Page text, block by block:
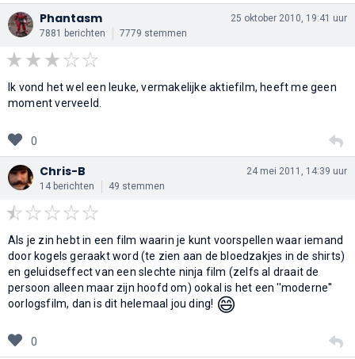
Phantasm
7881 berichten 7779 stemmen
25 oktober 2010, 19:41 uur
Ik vond het wel een leuke, vermakelijke aktiefilm, heeft me geen
moment verveeld.
0
Chris-B
14 berichten 49 stemmen
24 mei 2011, 14:39 uur
Als je zin hebt in een film waarin je kunt voorspellen waar iemand
door kogels geraakt word (te zien aan de bloedzakjes in de shirts)
en geluidseffect van een slechte ninja film (zelfs al draait de
persoon alleen maar zijn hoofd om) ookal is het een ''moderne''
oorlogsfilm, dan is dit helemaal jou ding! 😄
0